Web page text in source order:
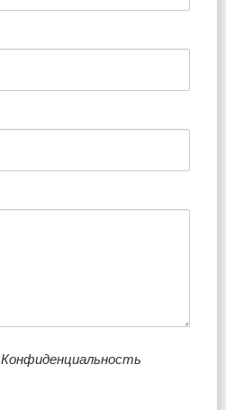
Конфиденциальность